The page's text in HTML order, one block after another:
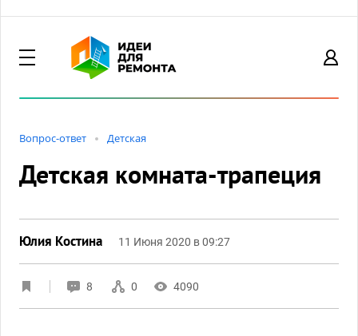
Вопрос-ответ Детская
Детская комната-трапеция
Юлия Костина 11 Июня 2020 в 09:27
8 0 4090